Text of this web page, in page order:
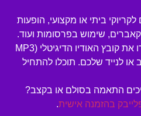
ביתי או מקצועי, הופעות
שימוש בפרסומות ועוד.
הורידו את קובץ האודיו הדיגיטלי (MP3
או לנייד שלכם. תוכלו להתחיל
התאמה בסולם או בקצב?
בהזמנה אישית.